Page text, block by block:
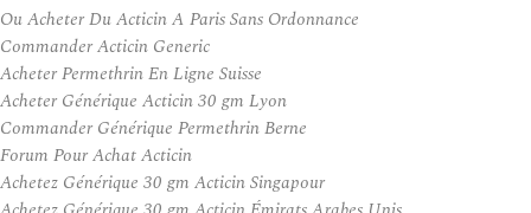
Ou Acheter Du Acticin A Paris Sans Ordonnance
Commander Acticin Generic
Acheter Permethrin En Ligne Suisse
Acheter Générique Acticin 30 gm Lyon
Commander Générique Permethrin Berne
Forum Pour Achat Acticin
Achetez Générique 30 gm Acticin Singapour